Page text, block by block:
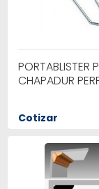
PORTABLISTER
CHAPADUR
Cotizar